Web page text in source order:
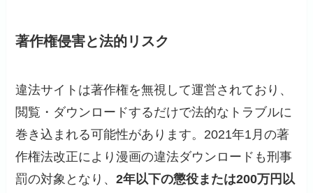
著作権侵害と法的リスク
違法サイトは著作権を無視して運営されており、
閲覧・ダウンロードするだけで法的なトラブルに
巻き込まれる可能性があります。2021年1月の著
作権法改正により漫画の違法ダウンロードも刑事
罰の対象となり、2年以下の懲役または200万円以